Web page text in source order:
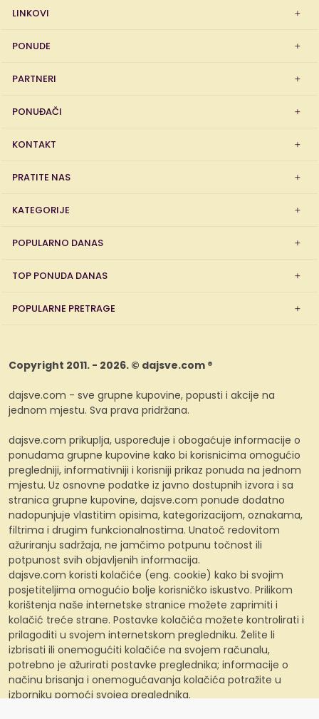
LINKOVI
PONUDE
PARTNERI
PONUĐAČI
KONTAKT
PRATITE NAS
KATEGORIJE
POPULARNO DANAS
TOP PONUDA DANAS
POPULARNE PRETRAGE
Copyright 2011. - 2026. © dajsve.com ®
dajsve.com - sve grupne kupovine, popusti i akcije na
jednom mjestu. Sva prava pridržana.
dajsve.com prikuplja, uspoređuje i obogaćuje informacije o
ponudama grupne kupovine kako bi korisnicima omogućio
pregledniji, informativniji i korisniji prikaz ponuda na jednom
mjestu. Uz osnovne podatke iz javno dostupnih izvora i sa
stranica grupne kupovine, dajsve.com ponude dodatno
nadopunjuje vlastitim opisima, kategorizacijom, oznakama,
filtrima i drugim funkcionalnostima. Unatoč redovitom
ažuriranju sadržaja, ne jamčimo potpunu točnost ili
potpunost svih objavljenih informacija.
dajsve.com koristi kolačiće (eng. cookie) kako bi svojim
posjetiteljima omogućio bolje korisničko iskustvo. Prilikom
korištenja naše internetske stranice možete zaprimiti i
kolačić treće strane. Postavke kolačića možete kontrolirati i
prilagoditi u svojem internetskom pregledniku. Želite li
izbrisati ili onemogućiti kolačiće na svojem računalu,
potrebno je ažurirati postavke preglednika; informacije o
načinu brisanja i onemogućavanja kolačića potražite u
izborniku pomoći svojeg preglednika.